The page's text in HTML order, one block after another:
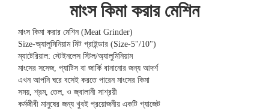
মাংস কিমা করার মেশিন
মাংস কিমা করার মেশিন (Meat Grinder)
Size-অ্যালুমিনিয়াম মিট গ্রাইন্ডার (Size-5"/10")
ম্যাটেরিয়াল: স্টেইনলেস স্টিল/অ্যালুমিনিয়াম
মাংসের সসেজ, প্যাটিস বা জার্কি বানানোর জন্য আদর্শ
এখন আপনি ঘরে বসেই করতে পারেন মাংসের কিমা
সময়, শ্রম, তেল, ও জ্বালানী সাশ্রয়ী
কর্মজীবী মানুষের জন্য খুবই প্রয়োজনীয় একটি গ্যাজেট